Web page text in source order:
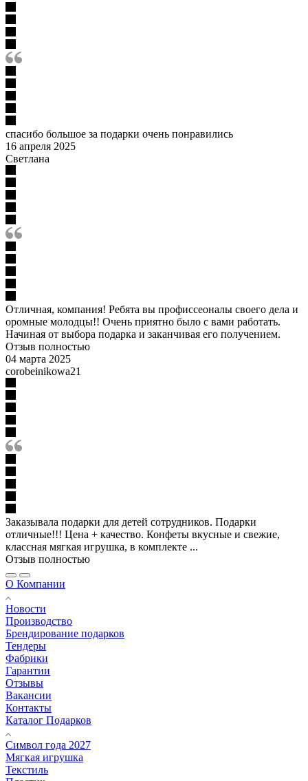
спасибо большое за подарки очень понравились
16 апреля 2025
Светлана
Отличная, компания! Ребята вы профиссеоналы своего дела и
оромные молодцы!! Очень приятно было с вами работать.
Начиная от выбора подарка и заканчивая его получением.
Отзыв полностью
04 марта 2025
corobeinikowa21
Заказывала подарки для детей сотрудников. Подарки
отличные!!! Цена + качество. Конфеты вкусные и свежие,
классная мягкая игрушка, в комплекте ...
Отзыв полностью
О Компании
Новости
Производство
Брендирование подарков
Тендеры
Фабрики
Гарантии
Отзывы
Вакансии
Контакты
Каталог Подарков
Символ года 2027
Мягкая игрушка
Текстиль